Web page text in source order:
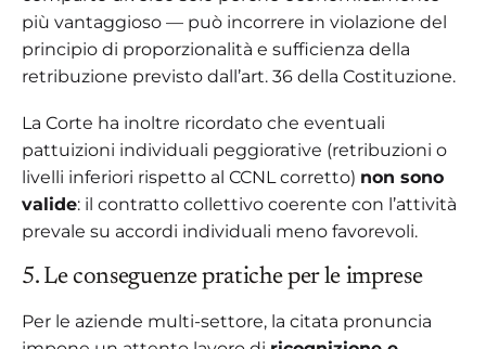
più vantaggioso — può incorrere in violazione del
principio di proporzionalità e sufficienza della
retribuzione previsto dall’art. 36 della Costituzione.
La Corte ha inoltre ricordato che eventuali
pattuizioni individuali peggiorative (retribuzioni o
livelli inferiori rispetto al CCNL corretto) non sono
valide: il contratto collettivo coerente con l’attività
prevale su accordi individuali meno favorevoli.
5. Le conseguenze pratiche per le imprese
Per le aziende multi-settore, la citata pronuncia